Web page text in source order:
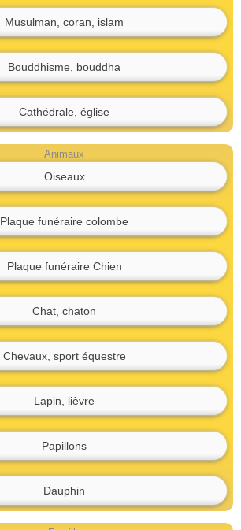
Musulman, coran, islam
Bouddhisme, bouddha
Cathédrale, église
Animaux
Oiseaux
Plaque funéraire colombe
Plaque funéraire Chien
Chat, chaton
Chevaux, sport équestre
Lapin, lièvre
Papillons
Dauphin